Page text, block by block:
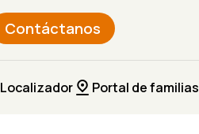
Contáctanos
Localizador Portal de familias